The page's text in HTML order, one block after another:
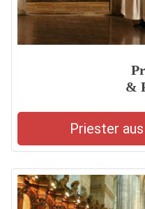
&
Priester